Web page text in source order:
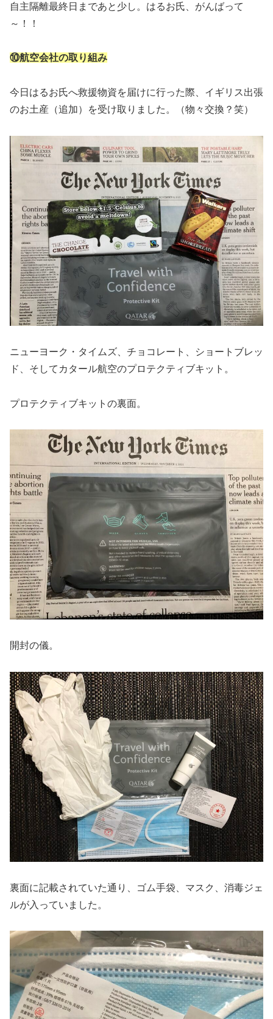
自主隔離最終日まであと少し。はるお氏、がんばって
～！！
⑩航空会社の取り組み
今日はるお氏へ救援物資を届けに行った際、イギリス出張
のお土産（追加）を受け取りました。（物々交換？笑）
ニューヨーク・タイムズ、チョコレート、ショートブレッ
ド、そしてカタール航空のプロテクティブキット。
プロテクティブキットの裏面。
開封の儀。
裏面に記載されていた通り、ゴム手袋、マスク、消毒ジェ
ルが入っていました。